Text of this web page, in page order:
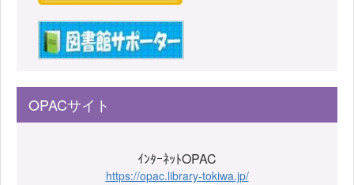
OPACサイト
ｲﾝﾀｰﾈｯﾄOPAC
https://opac.library-tokiwa.jp/